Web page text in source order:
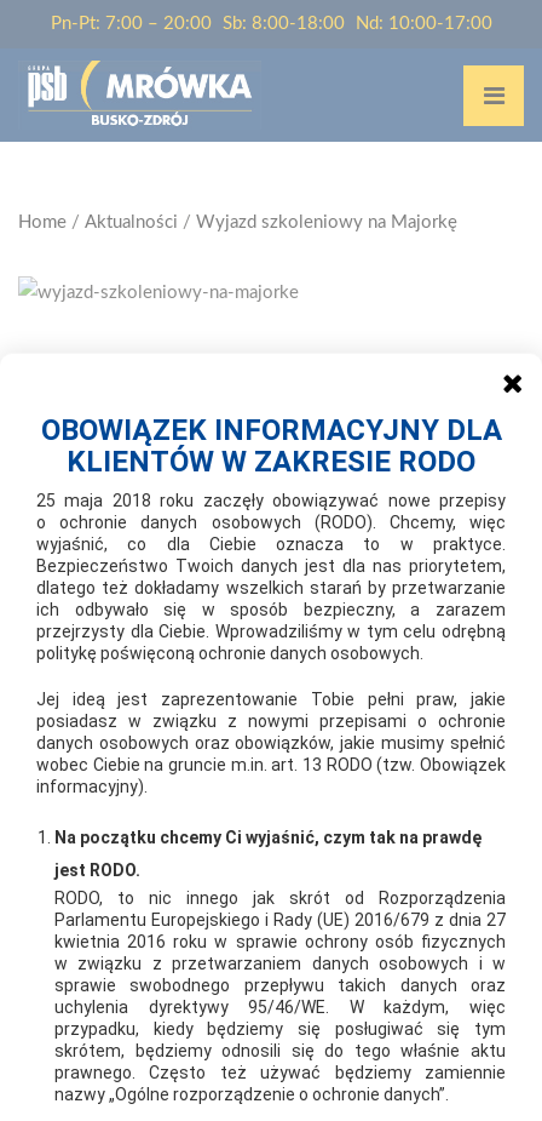
Pn-Pt: 7:00 – 20:00 Sb: 8:00-18:00 Nd: 10:00-17:00
Home / Aktualności / Wyjazd szkoleniowy na Majorkę
W dniach 2-9 października 2007 r., 30-osobowa grupa,
przedstawicieli składów PSB w ramach konkursu "Z nami
kupujesz, z nami podróżujesz" spędziła niezapomniane chwile
na wschodnim wybrzeżu Majorki, największej wyspy
hiszpańskich Balearów. Pobyt był nie tylko nagrodą za dobre
wyniki sprzedażowe, ale również okazją do intensywnych
szkoleń prowadzonych przez przedstawicieli Atlasa, Isovera,
Inter Grądu, Isovera i Termo Organiki. Mimo napiętego
programu szkoleniowego uczestnicy znaleźli czas, aby
podziwiać piękno wyspy i korzystać z jej uroków kąpiąc się w
Morzu Śródziemnym. Mieli okazję zobaczyć stolicę wyspy
Chopina i George Sand w zabytkowym klasztorze Kartuzow.
Ciekawy był też objazd wyspy, podczas którego można było
jechać autokarem i przeżyć chwile grozy podczas przeprawy
przez góry, następnie podziwiać klifowe wybrzeże północnej
Majorki z pokładu statku, a zakończyć wyprawę jazdą
tramwajem i zabytkową kolejką. Najsłynniejszą i najpiękniejszą
z 200 jaskiń na Majorce jest Jaskinia Smoka, a wizytę w niej
OBOWIĄZEK INFORMACYJNY DLA
KLIENTÓW W ZAKRESIE RODO
25 maja 2018 roku zaczęły obowiązywać nowe przepisy
o ochronie danych osobowych (RODO). Chcemy, więc
wyjaśnić, co dla Ciebie oznacza to w praktyce.
Bezpieczeństwo Twoich danych jest dla nas priorytetem,
dlatego też dokładamy wszelkich starań by przetwarzanie
ich odbywało się w sposób bezpieczny, a zarazem
przejrzysty dla Ciebie. Wprowadziliśmy w tym celu odrębną
politykę poświęconą ochronie danych osobowych.
Jej ideą jest zaprezentowanie Tobie pełni praw, jakie
posiadasz w związku z nowymi przepisami o ochronie
danych osobowych oraz obowiązków, jakie musimy spełnić
wobec Ciebie na gruncie m.in. art. 13 RODO (tzw. Obowiązek
informacyjny).
Na początku chcemy Ci wyjaśnić, czym tak na prawdę
jest RODO.
RODO, to nic innego jak skrót od Rozporządzenia
Parlamentu Europejskiego i Rady (UE) 2016/679 z dnia 27
kwietnia 2016 roku w sprawie ochrony osób fizycznych
w związku z przetwarzaniem danych osobowych i w
sprawie swobodnego przepływu takich danych oraz
uchylenia dyrektywy 95/46/WE. W każdym, więc
przypadku, kiedy będziemy się posługiwać się tym
skrótem, będziemy odnosili się do tego właśnie aktu
prawnego. Często też używać będziemy zamiennie
nazwy „Ogólne rozporządzenie o ochronie danych”.